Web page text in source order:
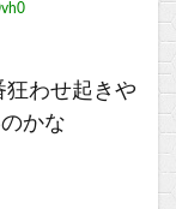
狂わせ起きや
かな